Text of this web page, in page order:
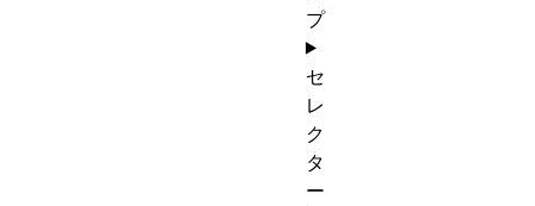
プ
セ
レ
ク
タ
ー